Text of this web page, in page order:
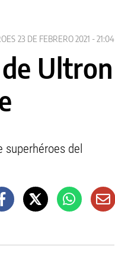
23 DE FEBRERO 2021 - 21:04
Ultron
del